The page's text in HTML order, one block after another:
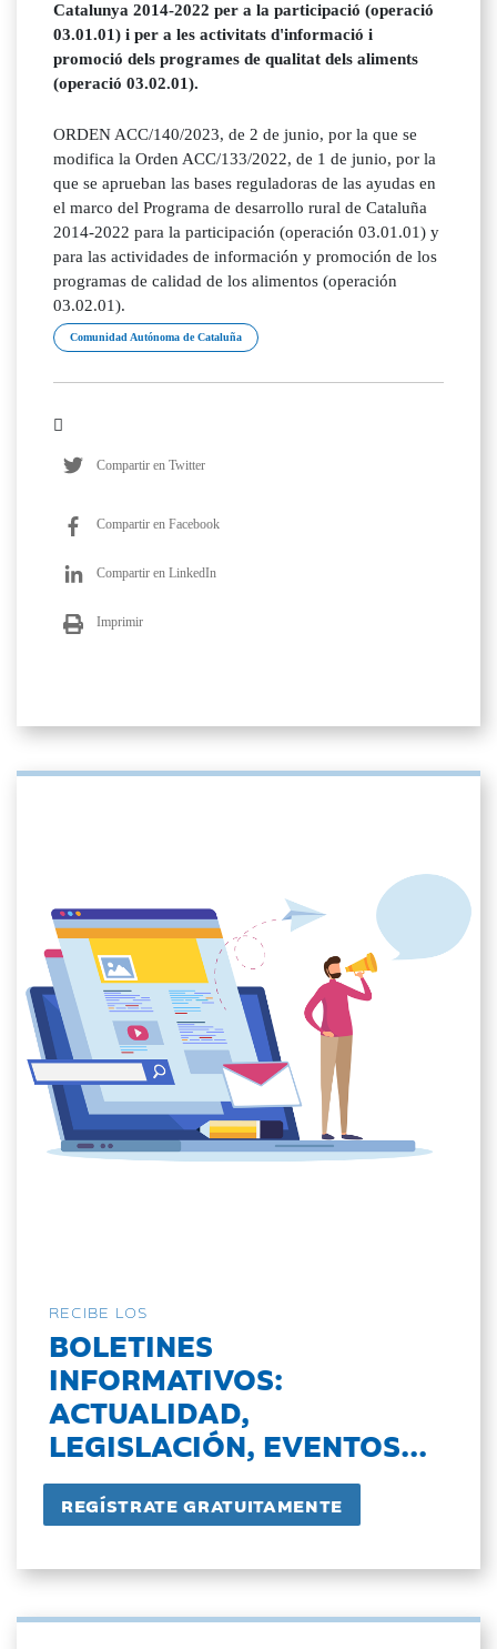
Catalunya 2014-2022 per a la participació (operació
03.01.01) i per a les activitats d'informació i
promoció dels programes de qualitat dels aliments
(operació 03.02.01).
ORDEN ACC/140/2023, de 2 de junio, por la que se
modifica la Orden ACC/133/2022, de 1 de junio, por la
que se aprueban las bases reguladoras de las ayudas en
el marco del Programa de desarrollo rural de Cataluña
2014-2022 para la participación (operación 03.01.01) y
para las actividades de información y promoción de los
programas de calidad de los alimentos (operación
03.02.01).
Comunidad Autónoma de Cataluña
Compartir en Twitter
Compartir en Facebook
Compartir en LinkedIn
Imprimir
RECIBE LOS
BOLETINES
INFORMATIVOS:
ACTUALIDAD,
LEGISLACIÓN, EVENTOS...